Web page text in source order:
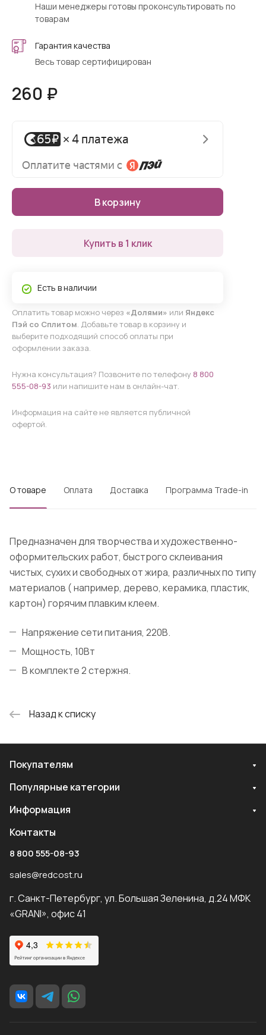
Наши менеджеры готовы проконсультировать по
товарам
Гарантия качества
Весь товар сертифицирован
260 ₽
В корзину
Купить в 1 клик
Есть в наличии
Оплатить товар можно через «Долями» или Яндекс
Пэй со Сплитом. Добавьте товар в корзину и
выберите подходящий способ оплаты при
оформлении заказа.
Нужна консультация? Позвоните по телефону 8 800
555-08-93 или напишите нам в онлайн-чат.
Информация на сайте не является публичной
офертой.
О товаре Оплата Доставка Программа Trade-in
Предназначен для творчества и художественно-
оформительских работ, быстрого склеивания
чистых, сухих и свободных от жира, различных по типу
материалов ( например, дерево, керамика, пластик,
картон) горячим плавким клеем.
Напряжение сети питания, 220В.
Мощность, 10Вт
В комплекте 2 стержня.
Назад к списку
Покупателям
Популярные категории
Информация
Контакты
8 800 555-08-93
sales@redcost.ru
г. Санкт-Петербург, ул. Большая Зеленина, д.24 МФК
«GRANI», офис 41